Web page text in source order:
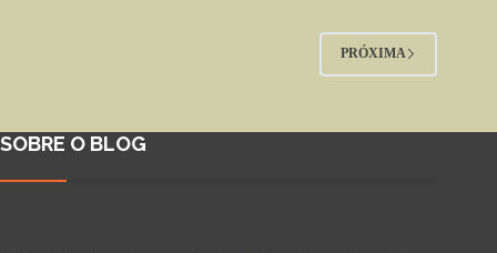
PRÓXIMA
SOBRE O BLOG